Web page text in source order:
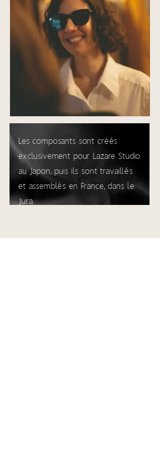
Les composants sont créés
exclusivement pour Lazare Studio
au Japon, puis ils sont travaillés
et assemblés en France, dans le
Jura.